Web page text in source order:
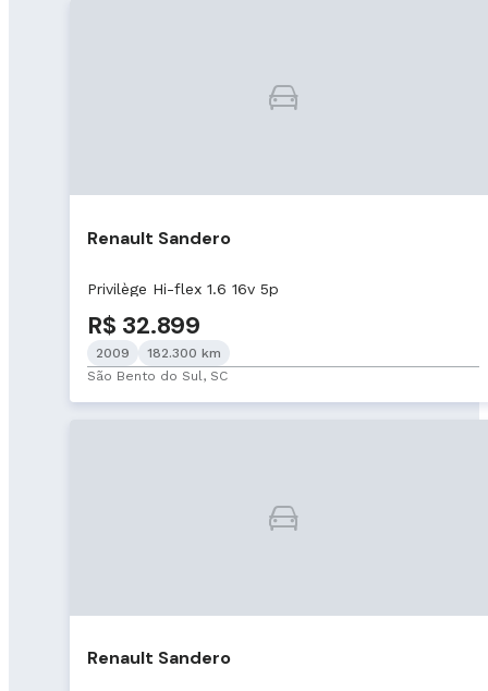
Renault Sandero
Privilège Hi-flex 1.6 16v 5p
R$ 32.899
2009
182.300 km
São Bento do Sul, SC
Renault Sandero